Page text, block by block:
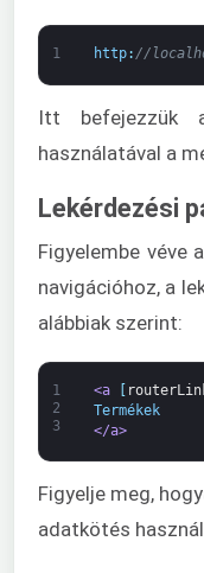
1 http: //
Itt befejezzük
használatával a
Lekérdezési
Figyelembe véve
navigációhoz, a
alábbiak szerint:
1
2
3
<a
Termékek
</a>
Figyelje meg,
adatkötés